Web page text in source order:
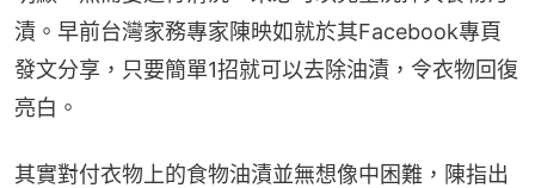
漬。早前台灣家務專家陳映如就於其Facebook專頁
發文分享，只要簡單1招就可以去除油漬，令衣物回復
亮白。
其實對付衣物上的食物油漬並無想像中困難，陳指出